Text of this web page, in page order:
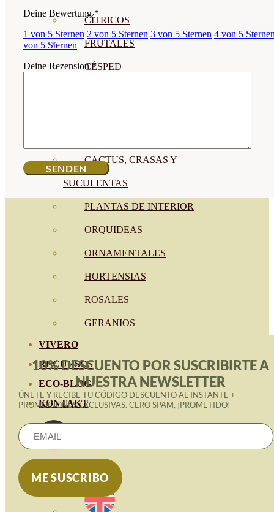
CÍTRICOS
FRUTALES
CÉSPED
CACTUS, CRASAS Y
SUCULENTAS
PLANTAS DE INTERIOR
ORQUIDEAS
ORNAMENTALES
HORTENSIAS
ROSALES
GERANIOS
VIVERO
RECURSOS
ECO-BLOG
KONTAKT
Deine Bewertung*
1 von 5 Sternen 2 von 5 Sternen 3 von 5 Sternen 4 von 5
von 5 Sternen
Deine Rezension*
10% DESCUENTO POR SUSCRIBIRTE A
NUESTRA NEWSLETTER
ÚNETE Y RECIBE TU CÓDIGO DESCUENTO AL INSTANTE +
PROMOCIONES EXCLUSIVAS. CERO SPAM, ¡PROMETIDO!